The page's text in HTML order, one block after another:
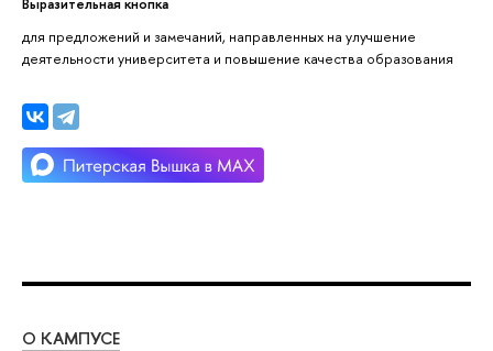
для предложений и замечаний, направленных на улучшение
деятельности университета и повышение качества образования
О КАМПУСЕ